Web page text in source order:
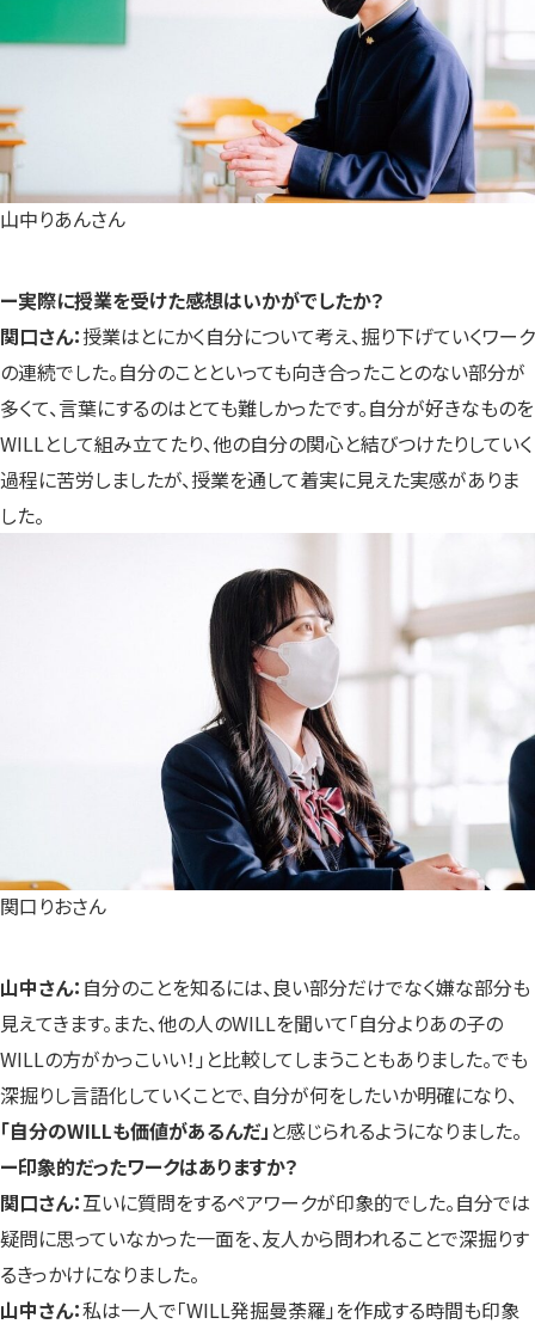
山中りあんさん
ー実際に授業を受けた感想はいかがでしたか？
関口さん：授業はとにかく自分について考え、掘り下げていくワーク
の連続でした。自分のことといっても向き合ったことのない部分が
多くて、言葉にするのはとても難しかったです。自分が好きなものを
WILLとして組み立てたり、他の自分の関心と結びつけたりしていく
過程に苦労しましたが、授業を通して着実に見えた実感がありま
した。
関口りおさん
山中さん： 自分のことを知るには、良い部分だけでなく嫌な部分も
見えてきます。また、他の人のWILLを聞いて「自分よりあの子の
WILLの方がかっこいい！」と比較してしまうこともありました。でも
深掘りし言語化していくことで、自分が何をしたいか明確になり、
「自分のWILLも価値があるんだ」 と感じられるようになりました。
ー印象的だったワークはありますか？
関口さん：互いに質問をするペアワークが印象的でした。自分では
疑問に思っていなかった一面を、友人から問われることで深掘りす
るきっかけになりました。
山中さん：私は一人で「WILL発掘曼荼羅」を作成する時間も印象